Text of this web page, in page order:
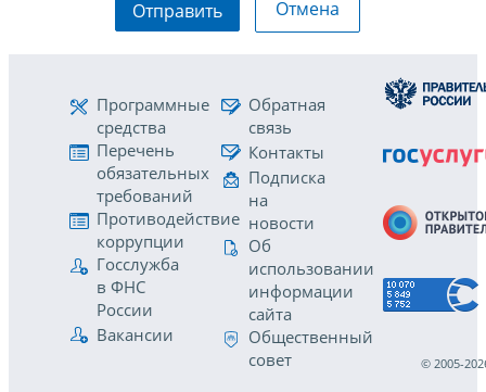
Отправить Отмена
Программные
средства
Перечень
обязательных
требований
Противодействие
коррупции
Госслужба
в ФНС
России
Вакансии
Обратная
связь
Контакты
Подписка
на
новости
Об
использовании
информации
сайта
Общественный
совет
© 2005-